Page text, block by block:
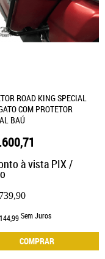
ROAD KING SPECIAL
COM PROTETOR
BAÚ
à vista PIX /
Sem Juros
COMPRAR